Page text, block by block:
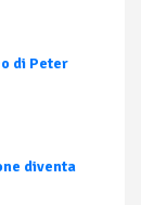
di Peter
diventa